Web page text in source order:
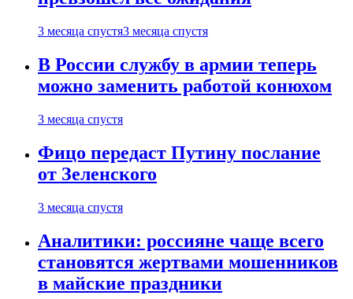
3 месяца спустя3 месяца спустя
В России службу в армии теперь
можно заменить работой конюхом
3 месяца спустя
Фицо передаст Путину послание
от Зеленского
3 месяца спустя
Аналитики: россияне чаще всего
становятся жертвами мошенников
в майские праздники